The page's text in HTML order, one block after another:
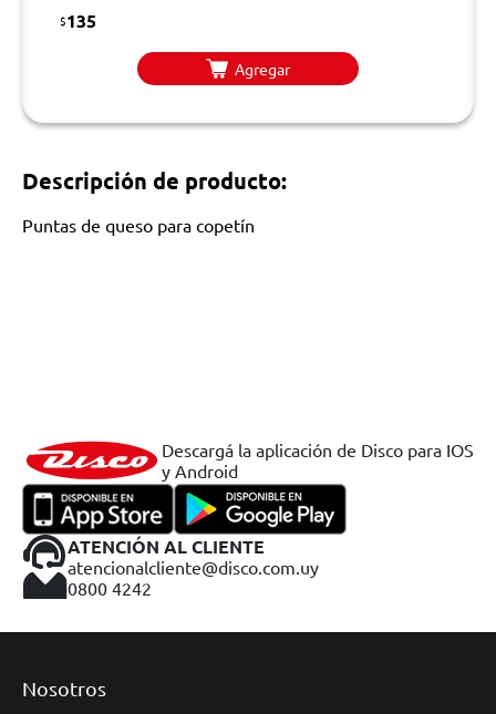
$135
Agregar
Descripción de producto:
Puntas de queso para copetín
Descargá la aplicación de Disco para IOS
y Android
ATENCIÓN AL CLIENTE
atencionalcliente@disco.com.uy
0800 4242
Nosotros